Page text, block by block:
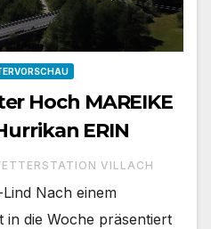
Hoch MAREIKE
ERIN
VILLACH
Nach einem
die Woche präsentiert